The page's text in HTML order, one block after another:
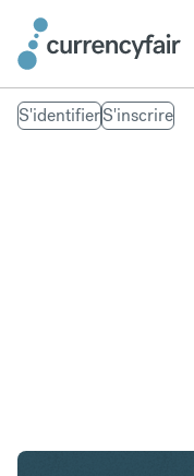
S'identifierS'inscrire